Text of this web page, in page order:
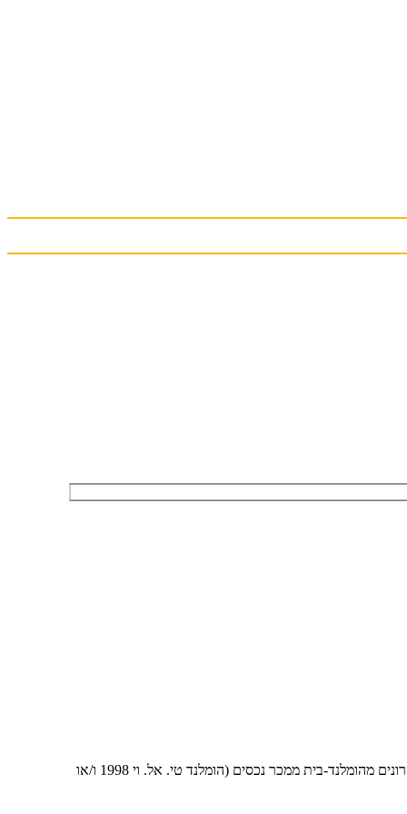
אני מאשר/ת לחזור אליי גם בפנייה טלפונית בהתאם להוראות סעיף 16ג לחוק הגנת הצרכן, תשמ"א 1981 ו/או מאשר קבלת דיוור ומידע פרסומי בדוא"ל ו/או מסרונים מהומלנד-בית ממכר נכסים (הומלנד טי. אל. וי 1998 ו/או